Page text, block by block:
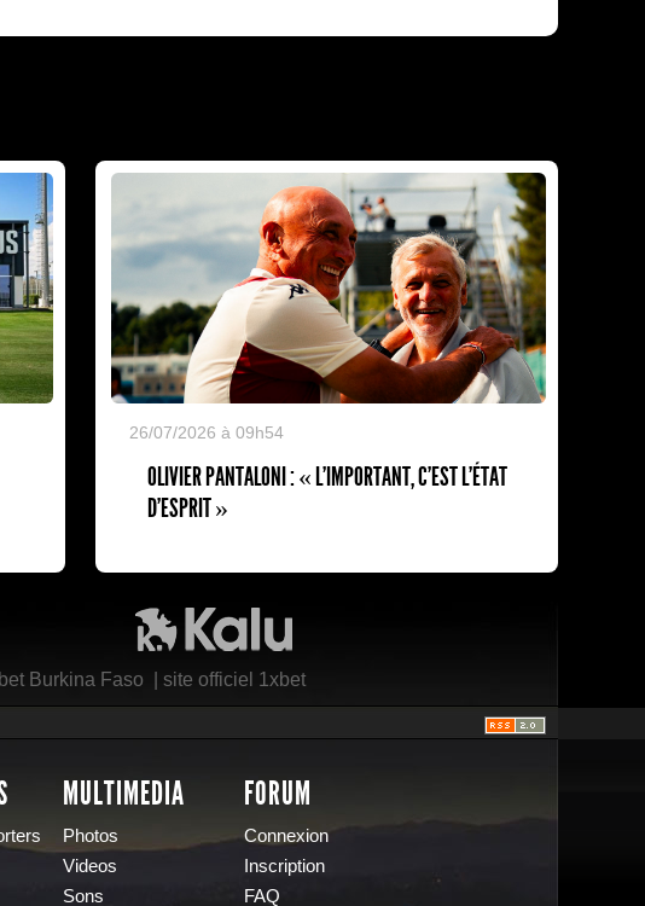
26/07/2026 à 09h54
OLIVIER PANTALONI : « L'IMPORTANT, C'EST L'ÉTAT
D'ESPRIT »
Burkina Faso site officiel 1xbet
MULTIMEDIA
Photos
Videos
Sons
FORUM
Connexion
Inscription
FAQ